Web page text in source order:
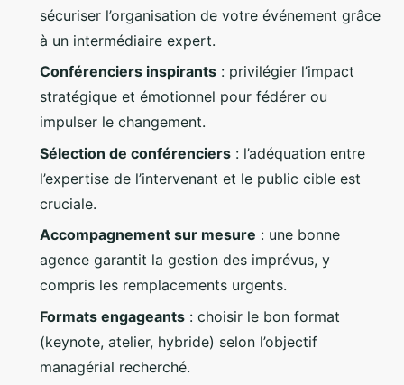
Nicet•28/05/2026 09:02•9 min de lecture
sécuriser l’organisation de votre événement grâce
à un intermédiaire expert.
Conférenciers inspirants : privilégier l’impact
stratégique et émotionnel pour fédérer ou
impulser le changement.
Sélection de conférenciers : l’adéquation entre
l’expertise de l’intervenant et le public cible est
cruciale.
Accompagnement sur mesure : une bonne
agence garantit la gestion des imprévus, y
compris les remplacements urgents.
Formats engageants : choisir le bon format
(keynote, atelier, hybride) selon l’objectif
managérial recherché.